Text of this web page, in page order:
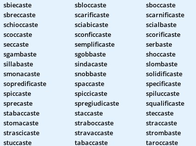
sbiecaste
sbloccaste sboccaste
sbreccaste
scarificaste scarnificaste
schioccaste
sciabicaste scialbaste
scoccaste
sconficcaste scorificaste
seccaste
semplificaste serbaste
sgambaste
sgobbaste shoccaste
sillabaste
sindacaste slombaste
smonacaste
snobbaste solidificaste
sopredificaste
spaccaste specificaste
spiccaste
spiccicaste spiluccaste
sprecaste
spregiudicaste squalificaste
stabaccaste
staccaste steccaste
stomacaste
straboccaste straccaste
strascicaste
stravaccaste strombaste
stuccaste
tabaccaste taroccaste